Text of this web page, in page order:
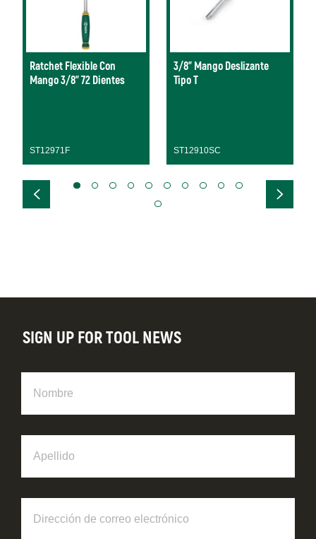
Ratchet Flexible Con
Mango 3/8” 72 Dientes
ST12971F
3/8" Mango Deslizante
Tipo T
ST12910SC
SIGN UP FOR TOOL NEWS